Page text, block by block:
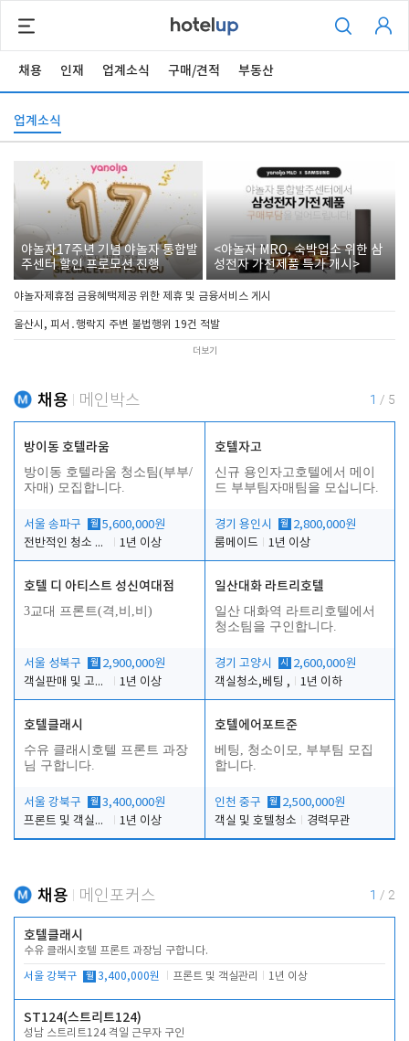
채용 인재 업계소식 구매/견적 부동산
업계소식
야놀자17주년 기념 야놀자 통합발
주센터 할인 프로모션 진행
<야놀자 MRO, 숙박업소 위한 삼
성전자 가전제품 특가 개시>
야놀자제휴점 금융혜택제공 위한 제휴 및 금융서비스 게시
울산시, 피서․행락지 주변 불법행위 19건 적발
더보기
채용 메인박스 1 / 5
방이동 호텔라움
방이동 호텔라움 청소팀(부부/
자매) 모집합니다.
서울 송파구 월 5,600,000원
전반적인 청소 업무(객실청소.객실정리)
1년 이상
호텔자고
신규 용인자고호텔에서 메이
드 부부팀자매팀을 모십니다.
경기 용인시 월 2,800,000원
룸메이드
1년 이상
호텔 디 아티스트 성신여대점
3교대 프론트(격,비,비)
서울 성북구 월 2,900,000원
객실판매 및 고객응대
1년 이상
일산대화 라트리호텔
일산 대화역 라트리호텔에서
청소팀을 구인합니다.
경기 고양시 시
2,600,000원
객실청소,베팅 ,
1년 이하
호텔클래시
수유 클래시호텔 프론트 과장
님 구합니다.
서울 강북구 월 3,400,000원
프론트 및 객실관리
1년 이상
호텔에어포트준
베팅, 청소이모, 부부팀 모집
합니다.
인천 중구 월 2,500,000원
객실 및 호텔청소
경력무관
채용 메인포커스 1 / 2
호텔클래시
수유 클래시호텔 프론트 과장님 구합니다.
서울 강북구 월 3,400,000원 프론트 및 객실관리 1년 이상
ST124(스트리트124)
성남 스트리트124 격일 근무자 구인